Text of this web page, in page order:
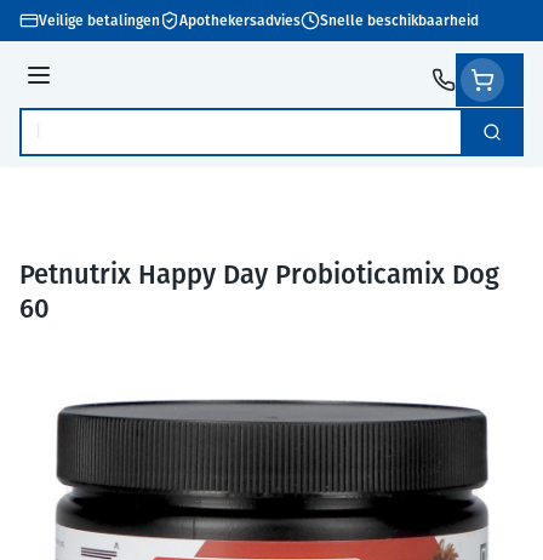
Ga naar de inhoud
Veilige betalingen Apothekersadvies Snelle beschikbaarheid
Menu
Product, merk, categorie... Zoek
Petnutrix Happy Day Probioticamix Dog
60